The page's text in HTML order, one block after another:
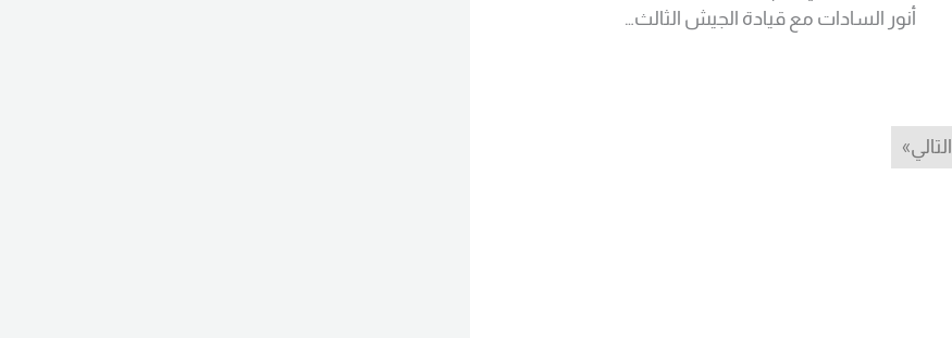
أنور السادات مع قيادة الجيش الثالث…
التالي»